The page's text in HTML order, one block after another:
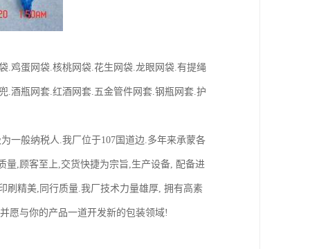
.鸡蛋网袋.核桃网袋.花生网袋.龙眼网袋.有提绳
.酒瓶网套.红酒网套.五金管件网套.钢瓶网套.护
一般纳税人.我厂位于107国道边.多年来承蒙各
量,顾客至上,交货快捷为宗旨,生产设备, 配备进
刷精美,同行质量.我厂技术力量雄厚, 拥有高素
,并愿与你的产品一道开发新的包装领域!